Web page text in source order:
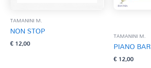
TAMANINI M.
NON STOP
€12,00
TAMANINI M.
PIANO BAR
€12,00